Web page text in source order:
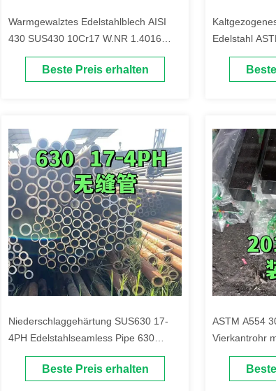
Warmgewalztes Edelstahlblech AISI
430 SUS430 10Cr17 W.NR 1.4016
10*1500*6000 Oberfläche NO.1
Beste Preis erhalten
Edelstahl
gebeizter
Niederschlaggehärtung SUS630 17-
4PH Edelstahlseamless Pipe 630
Hohlbar mit Kaltziehtechnik
Beste Preis erhalten
ASTM A554
Vierkantrohr
Oberfläche
60*60*2mm